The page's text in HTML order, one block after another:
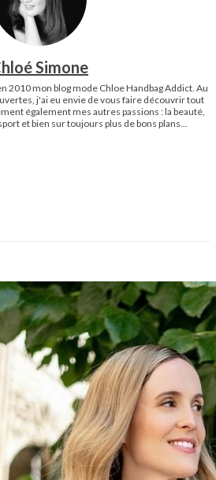
Simone
2010 mon blog mode Chloe Handbag Addict. Au
j'ai eu envie de vous faire découvrir tout
également mes autres passions : la beauté,
et bien sur toujours plus de bons plans...